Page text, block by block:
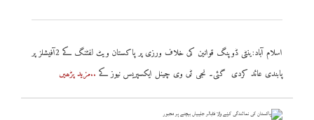
اسلام آباد:ینٹی ڈوپنگ قوانین کی خلاف ورزی پر پاکستان ویٹ لفٹنگ کے 2آفیشلز پر
پابندی عائد کردی گئی۔ نجی ٹی وی چینل ایکسپریس نیوز کے ..مزید پڑھیں